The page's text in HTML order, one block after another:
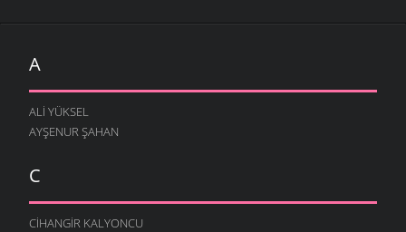
A
ALI YÜKSEL
AYŞENUR ŞAHAN
C
CIHANGIR KALYONCU